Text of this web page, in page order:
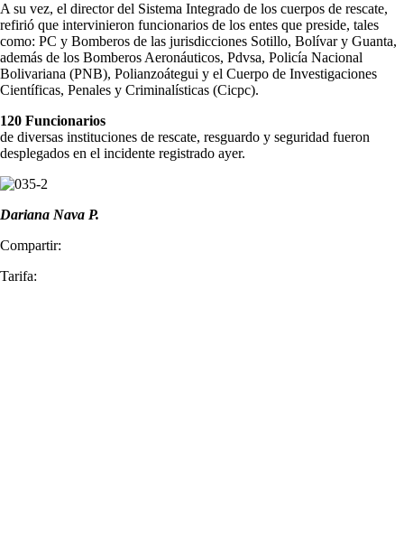
A su vez, el director del Sistema Integrado de los cuerpos de rescate,
refirió que intervinieron funcionarios de los entes que preside, tales
como: PC y Bomberos de las jurisdicciones Sotillo, Bolívar y Guanta,
además de los Bomberos Aeronáuticos, Pdvsa, Policía Nacional
Bolivariana (PNB), Polianzoátegui y el Cuerpo de Investigaciones
Científicas, Penales y Criminalísticas (Cicpc).
120 Funcionarios
de diversas instituciones de rescate, resguardo y seguridad fueron
desplegados en el incidente registrado ayer.
Dariana Nava P.
Compartir:
Tarifa: